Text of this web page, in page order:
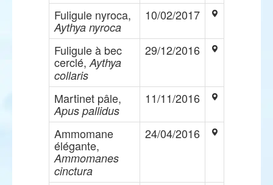
Fuligule nyroca,
Aythya nyroca
10/02/2017
Fuligule à bec
cerclé, Aythya
collaris
29/12/2016
Martinet pâle,
Apus pallidus
11/11/2016
Ammomane
élégante,
Ammomanes
cinctura
24/04/2016